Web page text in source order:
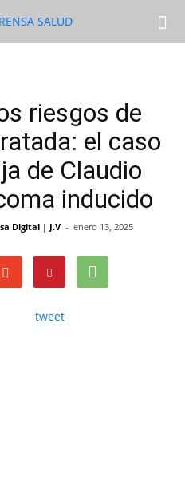
riesgos de
el caso
de Claudio
inducido
Digital | J.V - enero 13, 2025
tweet